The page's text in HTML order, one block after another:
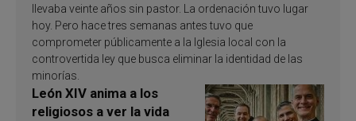
llevaba veinte años sin pastor. La ordenación tuvo lugar
hoy. Pero hace tres semanas antes tuvo que
comprometer públicamente a la Iglesia local con la
controvertida ley que busca eliminar la identidad de las
minorías.
León XIV anima a los
religiosos a ver la vida